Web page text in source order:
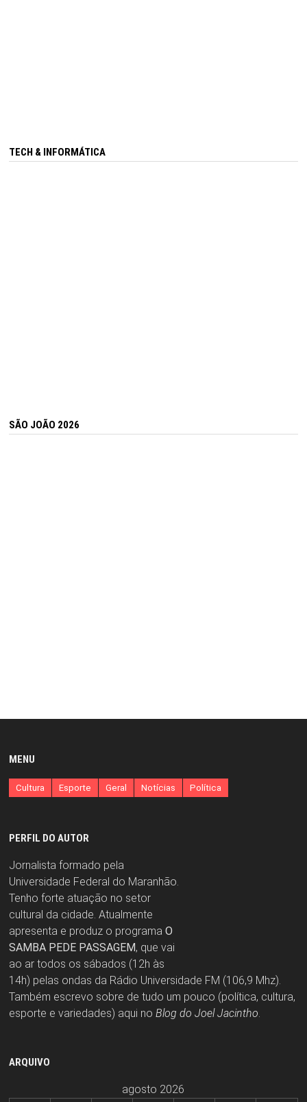
TECH & INFORMÁTICA
SÃO JOÃO 2026
MENU
Cultura Esporte Geral Notícias Política
PERFIL DO AUTOR
Jornalista formado pela
Universidade Federal do Maranhão.
Tenho forte atuação no setor
cultural da cidade. Atualmente
apresenta e produz o programa O
SAMBA PEDE PASSAGEM, que vai
ao ar todos os sábados (12h às
14h) pelas ondas da Rádio Universidade FM (106,9 Mhz).
Também escrevo sobre de tudo um pouco (política, cultura,
esporte e variedades) aqui no Blog do Joel Jacintho.
ARQUIVO
agosto 2026